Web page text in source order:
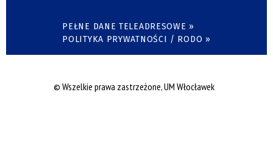
PEŁNE DANE TELEADRESOWE »
POLITYKA PRYWATNOŚCI / RODO »
© Wszelkie prawa zastrzeżone, UM Włocławek